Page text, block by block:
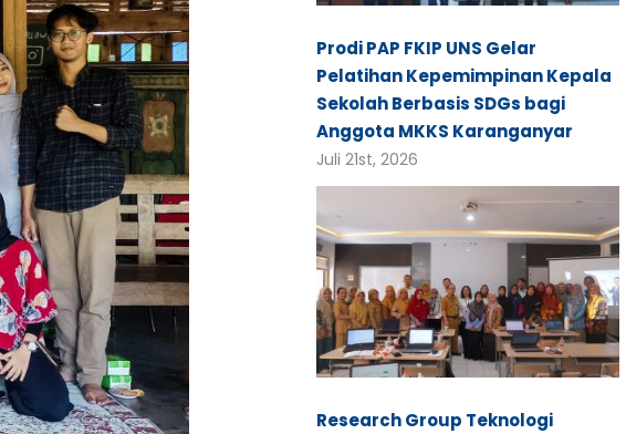
Prodi PAP FKIP UNS Gelar
Pelatihan Kepemimpinan Kepala
Sekolah Berbasis SDGs bagi
Anggota MKKS Karanganyar
Juli 21st, 2026
Research Group Teknologi